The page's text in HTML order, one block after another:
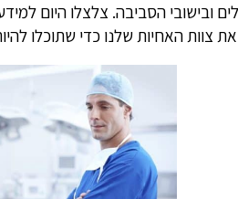
ובישובי הסביבה. צלצלו היום
צוות האחיות שלנו כדי שתוכלו